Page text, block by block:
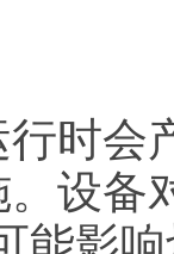
时会
设备